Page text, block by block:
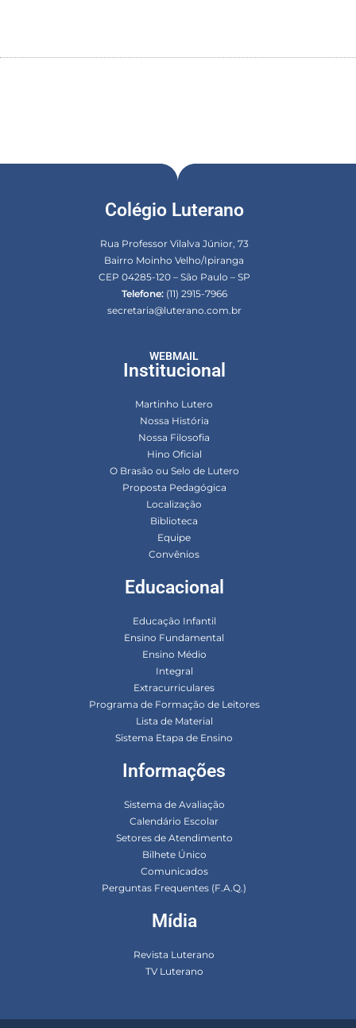
Colégio Luterano
Rua Professor Vilalva Júnior, 73
Bairro Moinho Velho/Ipiranga
CEP 04285-120 – São Paulo – SP
Telefone:(11) 2915-7966
secretaria@luterano.com.br
WEBMAIL
Institucional
Martinho Lutero
Nossa História
Nossa Filosofia
Hino Oficial
O Brasão ou Selo de Lutero
Proposta Pedagógica
Localização
Biblioteca
Equipe
Convênios
Educacional
Educação Infantil
Ensino Fundamental
Ensino Médio
Integral
Extracurriculares
Programa de Formação de Leitores
Lista de Material
Sistema Etapa de Ensino
Informações
Sistema de Avaliação
Calendário Escolar
Setores de Atendimento
Bilhete Único
Comunicados
Perguntas Frequentes (F.A.Q.)
Mídia
Revista Luterano
TV Luterano